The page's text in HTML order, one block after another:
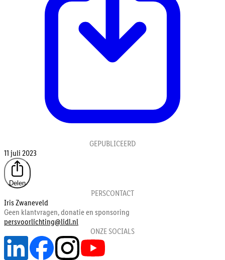
GEPUBLICEERD
11 juli 2023
Delen
PERSCONTACT
Iris Zwaneveld
Geen klantvragen, donatie en sponsoring
persvoorlichting@lidl.nl
ONZE SOCIALS